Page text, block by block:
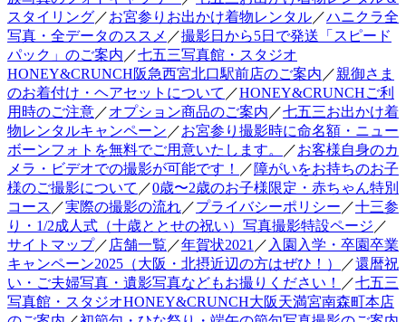
スタイリング／お宮参りお出かけ着物レンタル／ハニクラ全
写真・全データのススメ ／撮影日から5日で発送「スピード
パック」のご案内 ／七五三写真館・スタジオ
HONEY&CRUNCH阪急西宮北口駅前店のご案内 ／親御さま
のお着付け・ヘアセットについて ／HONEY&CRUNCHご利
用時のご注意／オプション商品のご案内 ／七五三お出かけ着
物レンタルキャンペーン ／お宮参り撮影時に命名額・ニュー
ボーンフォトを無料でご用意いたします。
／お客様自身のカ
メラ・ビデオでの撮影が可能です！ ／障がいをお持ちのお子
様のご撮影について ／0歳〜2歳のお子様限定・赤ちゃん特別
コース ／実際の撮影の流れ／プライバシーポリシー ／十三参
り・1/2成人式（十歳ととせの祝い）写真撮影特設ページ ／
サイトマップ／ 店舗一覧 ／年賀状2021 ／ 入園入学・卒園卒業
キャンペーン2025（大阪・北摂近辺の方はぜひ！）
／還暦祝
い・ご夫婦写真・遺影写真などもお撮りください！ ／七五三
写真館・スタジオHONEY&CRUNCH大阪天満宮南森町本店